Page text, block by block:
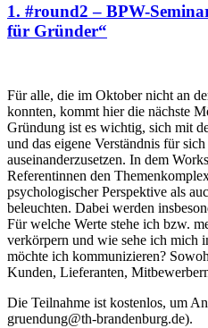
1. #round2 – BPW-
für Gründer“
Für alle, die im Oktober nicht an
konnten, kommt hier die nächste
Gründung ist es wichtig, sich mit
und das eigene Verständnis für
auseinanderzusetzen. In dem
Referentinnen den
psychologischer Perspektive als
beleuchten. Dabei werden
Für welche Werte stehe ich bzw.
verkörpern und wie sehe ich mich
möchte ich kommunizieren?
Kunden, Lieferanten,
Die Teilnahme ist kostenlos, um
gruendung@th-brandenburg.de).